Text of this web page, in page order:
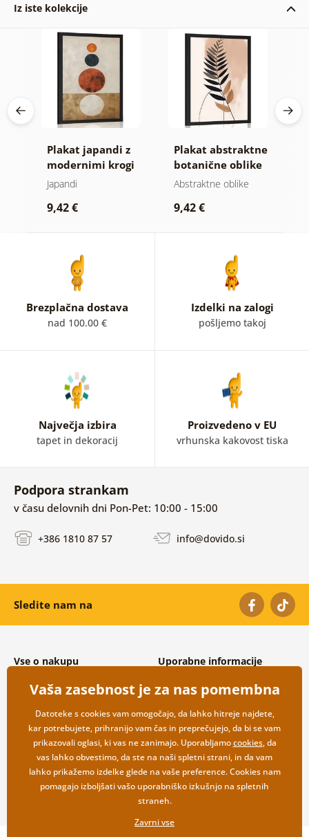
Iz iste kolekcije
Plakat japandi z
modernimi krogi
Japandi
9,42 €
Plakat abstraktne
botanične oblike
praprot
Abstraktne oblike
9,42 €
Brezplačna dostava
nad 100.00 €
Izdelki na zalogi
pošljemo takoj
Največja izbira
tapet in dekoracij
Proizvedeno v EU
vrhunska kakovost tiska
Podpora strankam
v času delovnih dni Pon-Pet: 10:00 - 15:00
+386 1810 87 57 info@dovido.si
Sledite nam na
Vse o nakupu
Splošni in reklamacijski pogoji
Varovanje osebnih podatkov
Možnosti dostave in plačila
Vračilo blaga
Uporabne informacije
Pogosto zastavljena vprašanja
Kontakti
Veleprodaja
Vaša zasebnost je za nas pomembna
Datoteke s cookies vam omogočajo, da lahko hitreje najdete,
kar potrebujete, prihranijo vam čas in preprečujejo, da bi se vam
prikazovali oglasi, ki vas ne zanimajo. Uporabljamocookies, da
vas lahko obvestimo, da ste na naši spletni strani, in da vam
lahko prikažemo izdelke glede na vaše preference. Cookies nam
pomagajo izboljšati vašo uporabniško izkušnjo na spletnih
straneh.
Zavrni vse